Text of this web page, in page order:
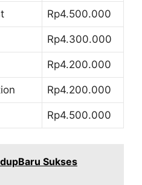
Rp4.500.000
Rp4.300.000
Rp4.200.000
Rp4.200.000
Rp4.500.000
Sukses